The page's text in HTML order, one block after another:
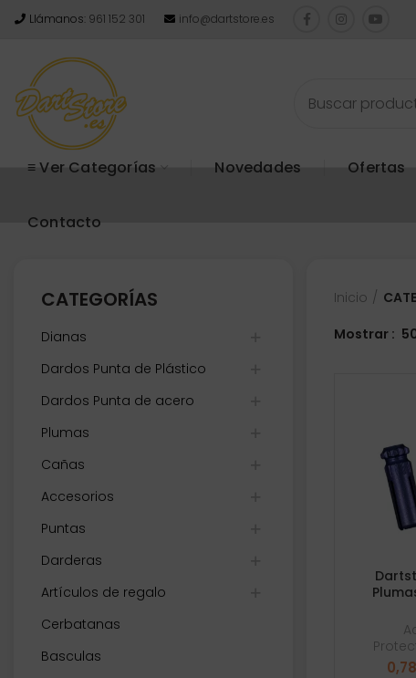
Llámanos: 961 152 301 info@dartstore.es
≡ Ver Categorías Novedades Ofertas
Contacto
CATEGORÍAS
Dianas
Dardos Punta de Plástico
Dardos Punta de acero
Plumas
Cañas
Accesorios
Puntas
Darderas
Artículos de regalo
Cerbatanas
Basculas
Inicio
Mostrar
0,78